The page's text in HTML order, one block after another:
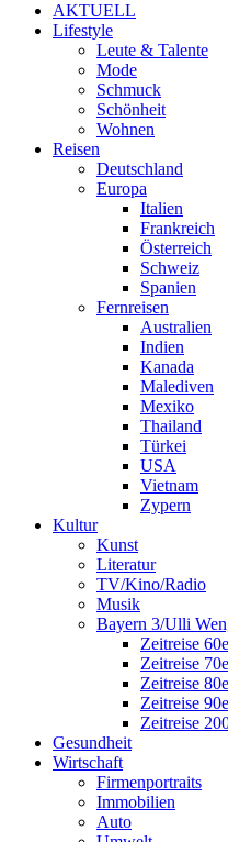
AKTUELL
Lifestyle
Leute & Talente
Mode
Schmuck
Schönheit
Wohnen
Reisen
Deutschland
Europa
Italien
Frankreich
Österreich
Schweiz
Spanien
Fernreisen
Australien
Indien
Kanada
Malediven
Mexiko
Thailand
Türkei
USA
Vietnam
Zypern
Kultur
Kunst
Literatur
TV/Kino/Radio
Musik
Bayern 3/Ulli
Zeitreise
Zeitreise
Zeitreise
Zeitreise
Zeitreise
Gesundheit
Wirtschaft
Firmenportraits
Immobilien
Auto